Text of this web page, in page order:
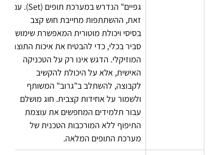
גפיים" הנדרש במערכת תופים (Set). עם
זאת, ההשתתפות מחייבת חוש קצב
בסיסי ויכולת מוטורית המאפשרת שימוש
סביר בכלי, כדי להבטיח את איכות התוצר
המוזיקלי. הדגש אינו רק על הטכניקה
האישית, אלא על היכולת להקשיב
לקבוצה, להשתלב ב"גרוב" המשותף
ולשמור על אחידות קצבית. חוג מושלם
עבור תלמידים המחפשים את עוצמת
התיפוף ללא המורכבות הטכנית של
מערכת התופים המלאה.